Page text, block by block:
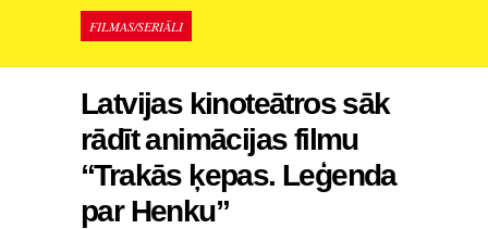
FILMAS/SERIĀLI
Latvijas kinoteātros sāk
rādīt animācijas filmu
“Trakās ķepas. Leģenda
par Henku”